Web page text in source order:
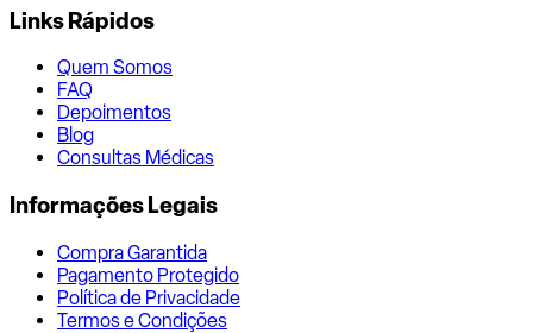
Links Rápidos
Quem Somos
FAQ
Depoimentos
Blog
Consultas Médicas
Informações Legais
Compra Garantida
Pagamento Protegido
Política de Privacidade
Termos e Condições